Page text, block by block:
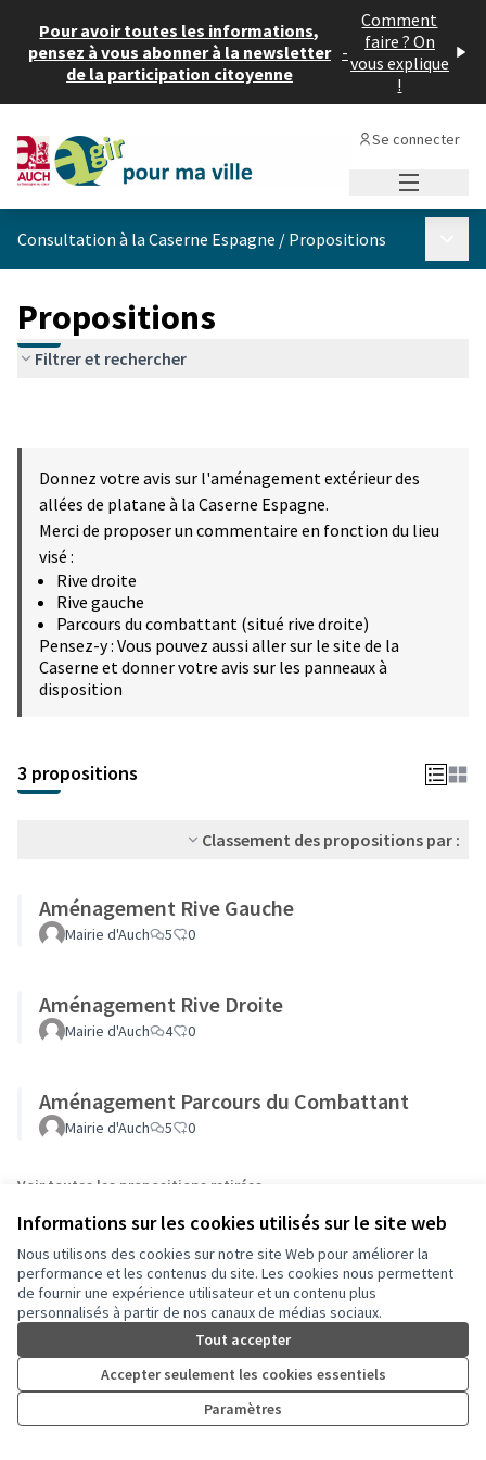
Informations sur les cookies utilisés sur le site web
Nous utilisons des cookies sur notre site Web pour améliorer la
performance et les contenus du site. Les cookies nous permettent
de fournir une expérience utilisateur et un contenu plus
personnalisés à partir de nos canaux de médias sociaux.
Tout accepter
Accepter seulement les cookies essentiels
Paramètres
Pour avoir toutes les informations,
pensez à vous abonner à la newsletter
de la participation citoyenne
-
Comment
faire ? On
vous explique
!
Se connecter
Consultation à la Caserne Espagne / Propositions
Propositions
Filtrer et rechercher
Donnez votre avis sur l'aménagement extérieur des
allées de platane à la Caserne Espagne.
Merci de proposer un commentaire en fonction du lieu
visé :
Rive droite
Rive gauche
Parcours du combattant (situé rive droite)
Pensez-y : Vous pouvez aussi aller sur le site de la
Caserne et donner votre avis sur les panneaux à
disposition
3 propositions
Classement des propositions par :
Aménagement Rive Gauche
Mairie d'Auch 5 0
Aménagement Rive Droite
Mairie d'Auch 4 0
Aménagement Parcours du Combattant
Mairie d'Auch 5 0
Voir toutes les propositions retirées
Conditions d'utilisation
Paramètres des cookies
Auch - Agir pour ma ville sur Facebook
(Lien externe)
Auch - Agir pour ma ville sur Instagram
(Lien externe)